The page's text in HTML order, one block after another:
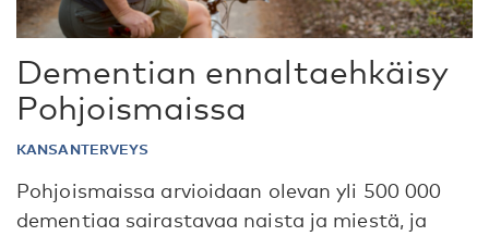
Dementian ennaltaehkäisy
Pohjoismaissa
KANSANTERVEYS
Pohjoismaissa arvioidaan olevan yli 500 000
dementiaa sairastavaa naista ja miestä, ja